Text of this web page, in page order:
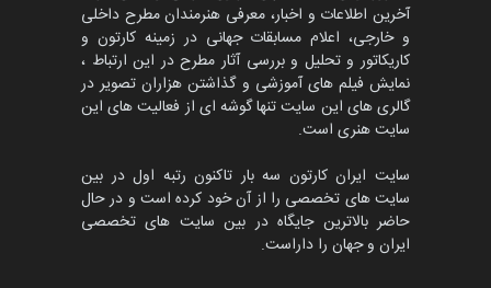
پنجمین مسابقۀ بین‌المللی
کارتون طنز «کلاه‌ای…
مهلت 5 ماه دیگر
بیست و هشتمین مسابقه
بین‌المللی آزاد طراحی ط…
مهلت
آخرین اطلاعات و اخبار، معرفی هنرمندان مطرح داخلی
و خارجی، اعلام مسابقات جهانی در زمینه کارتون و
کاریکاتور و تحلیل و بررسی آثار مطرح در این ارتباط ،
نمایش فیلم های آموزشی و گذاشتن هزاران تصویر در
گالری های این سایت تنها گوشه ای از فعالیت های این
سایت هنری است.
سایت ایران کارتون سه بار تاکنون رتبه اول در بین
سایت های تخصصی را از آن خود کرده است و در حال
حاضر بالاترین جایگاه در بین سایت های تخصصی
ایران و جهان را داراست.